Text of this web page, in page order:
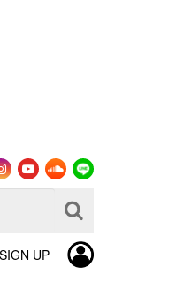
SIGN UP